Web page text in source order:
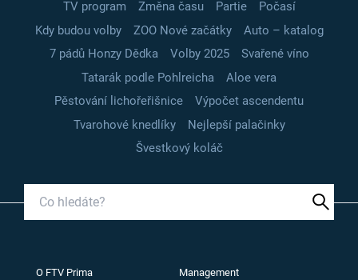
TV program
Změna času Partie
Počasí
Kdy budou volby
ZOO Nové začátky
Auto – katalog
7 pádů Honzy Dědka
Volby 2025
Svařené víno
Tatarák podle Pohlreicha
Aloe vera
Pěstování lichořeřišnice
Výpočet ascendentu
Tvarohové knedlíky
Nejlepší palačinky
Švestkový koláč
O FTV Prima Management